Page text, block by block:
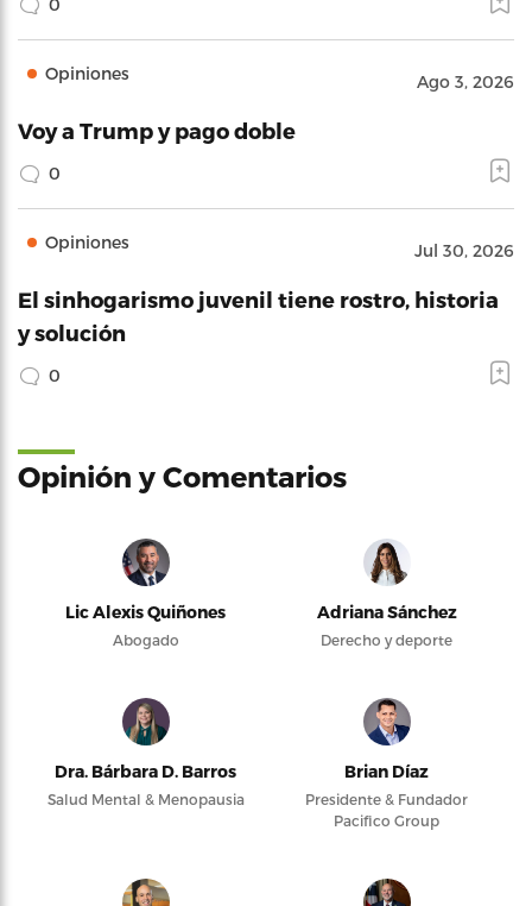
Opiniones Ago 3, 2026
Voy a Trump y pago doble
0
Opiniones Jul 30, 2026
El sinhogarismo juvenil tiene rostro, historia
y solución
0
Opinión y Comentarios
Lic Alexis Quiñones
Abogado
Adriana Sánchez
Derecho y deporte
Dra. Bárbara D. Barros
Salud Mental & Menopausia
Brian Díaz
Presidente & Fundador
Pacifico Group